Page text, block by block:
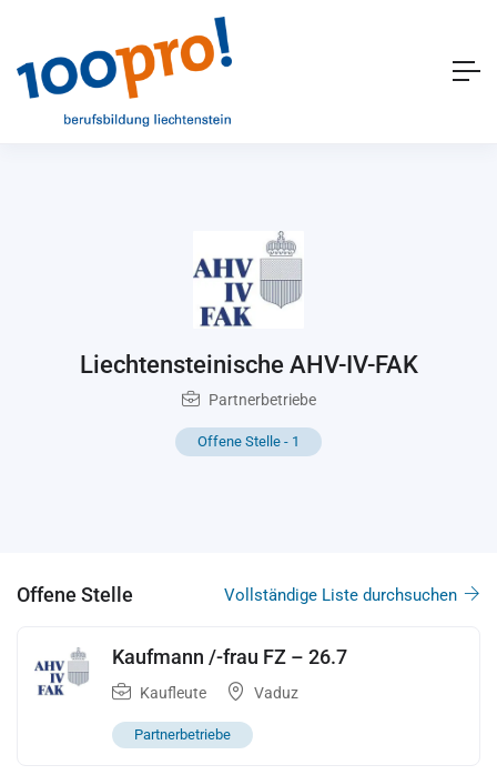
Liechtensteinische AHV-IV-FAK
Partnerbetriebe
Offene Stelle - 1
Offene Stelle Vollständige Liste durchsuchen
Kaufmann /-frau FZ – 26.7
Kaufleute Vaduz
Partnerbetriebe